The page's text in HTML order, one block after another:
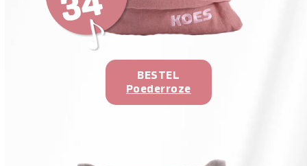
BESTEL
Poederroze